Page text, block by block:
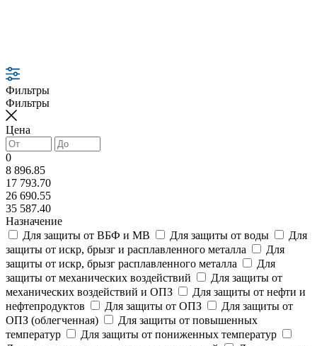
Фильтры
Фильтры
Цена
0
8 896.85
17 793.70
26 690.55
35 587.40
Назначение
Для защиты от ВБФ и МВ
Для защиты от воды
Для
защиты от искр, брызг и расплавленного металла
Для
защиты от искр, брызг расплавленного металла
Для
защиты от механических воздействий
Для защиты от
механических воздействий и ОПЗ
Для защиты от нефти и
нефтепродуктов
Для защиты от ОПЗ
Для защиты от
ОПЗ (облегченная)
Для защиты от повышенных
температур
Для защиты от пониженных температур